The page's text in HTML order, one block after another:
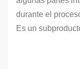
durante el
Es un